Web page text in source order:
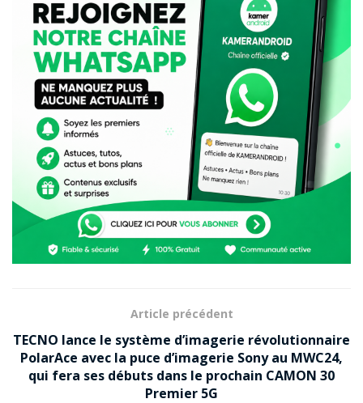
Article précédent
TECNO lance le système d’imagerie révolutionnaire
PolarAce avec la puce d’imagerie Sony au MWC24,
qui fera ses débuts dans le prochain CAMON 30
Premier 5G